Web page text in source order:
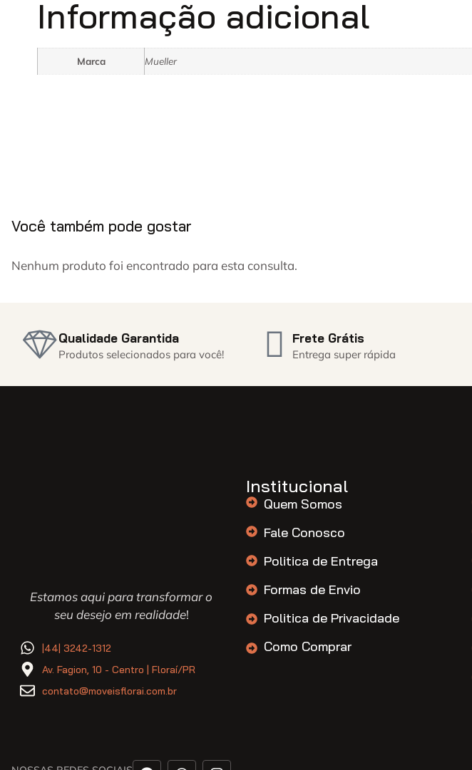
Informação adicional
Marca Mueller
Você também pode gostar
Nenhum produto foi encontrado para esta consulta.
Qualidade Garantida
Produtos selecionados para você!
Frete Grátis
Entrega super rápida
Estamos aqui para transformar o
seu desejo em realidade!
|44| 3242-1312
Av. Fagion, 10 - Centro | Floraí/PR
contato@moveisflorai.com.br
Institucional
Quem Somos
Fale Conosco
Politica de Entrega
Formas de Envio
Politica de Privacidade
Como Comprar